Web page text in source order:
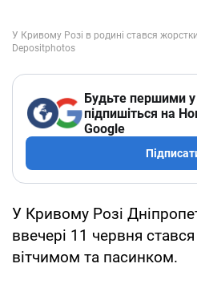
Будьте першими у
підпишіться на
Google
У Кривому Розі
ввечері 11 червня
вітчимом та пасинком.